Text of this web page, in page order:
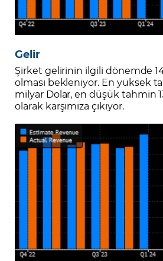
Gelir
Şirket gelirinin ilgili dönemde
olması bekleniyor. En yüksek
milyar Dolar, en düşük tahmin
olarak karşımıza çıkıyor.